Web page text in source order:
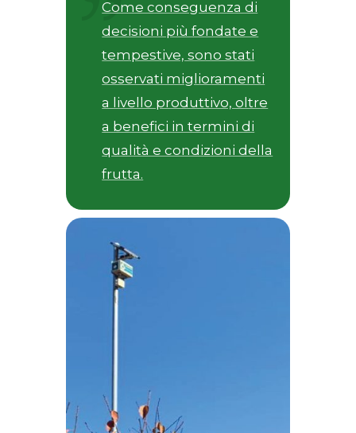
Come conseguenza di
decisioni più fondate e
tempestive, sono stati
osservati miglioramenti
a livello produttivo, oltre
a benefici in termini di
qualità e condizioni della
frutta.